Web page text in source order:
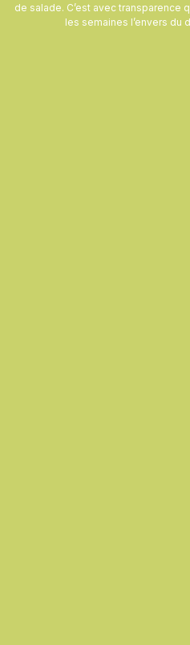
de salade. C’est avec transparence
les semaines l’envers du